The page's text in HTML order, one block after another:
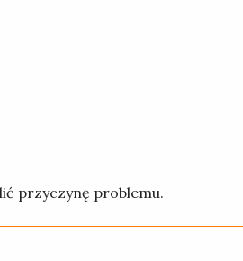
przyczynę problemu.